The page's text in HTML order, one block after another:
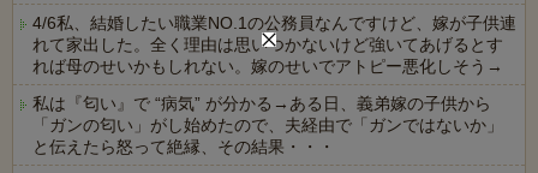
4/6私、結婚したい職業NO.1の公務員なんですけど、嫁が子供連
れて家出した。全く理由は思いつかないけど強いてあげるとす
れば母のせいかもしれない。嫁のせいでアトピー悪化しそう→
私は『匂い』で “病気” が分かる→ある日、義弟嫁の子供から
「ガンの匂い」がし始めたので、夫経由で「ガンではないか」
と伝えたら怒って絶縁、その結果・・・